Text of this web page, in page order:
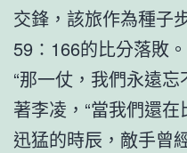
交鋒，該旅作為種子
59∶166的比分落敗。
“那一仗，我們永遠
著李凌，“當我們還
迅猛的時辰，敵手曾